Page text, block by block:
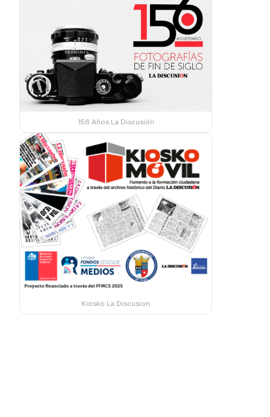
156 Años La Discusión
Kiosko La Discusion